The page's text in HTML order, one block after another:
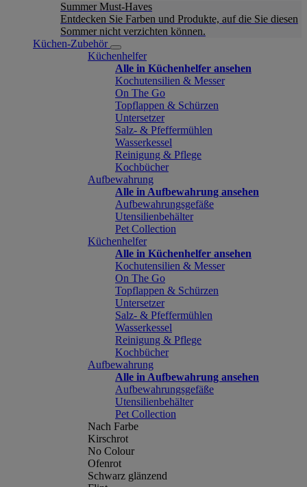
Summer Must-Haves
Entdecken Sie Farben und Produkte, auf die Sie diesen
Sommer nicht verzichten können.
Küchen-Zubehör
Küchenhelfer
Alle in Küchenhelfer ansehen
Kochutensilien & Messer
On The Go
Topflappen & Schürzen
Untersetzer
Salz- & Pfeffermühlen
Wasserkessel
Reinigung & Pflege
Kochbücher
Aufbewahrung
Alle in Aufbewahrung ansehen
Aufbewahrungsgefäße
Utensilienbehälter
Pet Collection
Küchenhelfer
Alle in Küchenhelfer ansehen
Kochutensilien & Messer
On The Go
Topflappen & Schürzen
Untersetzer
Salz- & Pfeffermühlen
Wasserkessel
Reinigung & Pflege
Kochbücher
Aufbewahrung
Alle in Aufbewahrung ansehen
Aufbewahrungsgefäße
Utensilienbehälter
Pet Collection
Nach Farbe
Kirschrot
No Colour
Ofenrot
Schwarz glänzend